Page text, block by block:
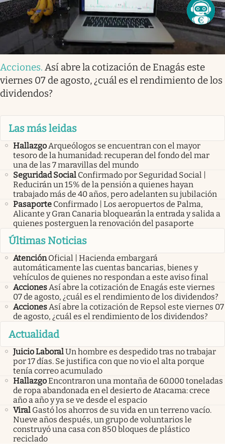
Acciones. Así abre la cotización de Enagás este
viernes 07 de agosto, ¿cuál es el rendimiento de los
dividendos?
Las más leidas
HallazgoArqueólogos se encuentran con el mayor
tesoro de la humanidad: recuperan del fondo del mar
una de las 7 maravillas del mundo
Seguridad Social Confirmado por Seguridad Social |
Reducirán un 15% de la pensión a quienes hayan
trabajado más de 40 años, pero adelanten su jubilación
Pasaporte Confirmado | Los aeropuertos de Palma,
Alicante y Gran Canaria bloquearán la entrada y salida a
quienes posterguen la renovación del pasaporte
Últimas Noticias
Atención Oficial | Hacienda embargará
automáticamente las cuentas bancarias, bienes y
vehículos de quienes no respondan a este aviso final
AccionesAsí abre la cotización de Enagás este viernes
07 de agosto, ¿cuál es el rendimiento de los dividendos?
AccionesAsí abre la cotización de Repsol este viernes 07
de agosto, ¿cuál es el rendimiento de los dividendos?
Actualidad
Juicio LaboralUn hombre es despedido tras no trabajar
por 17 días. Se justifica con que no vio el alta porque
tenía correo acumulado
HallazgoEncontraron una montaña de 60.000 toneladas
de ropa abandonada en el desierto de Atacama: crece
año a año y ya se ve desde el espacio
Viral Gastó los ahorros de su vida en un terreno vacío.
Nueve años después, un grupo de voluntarios le
construyó una casa con 850 bloques de plástico
reciclado